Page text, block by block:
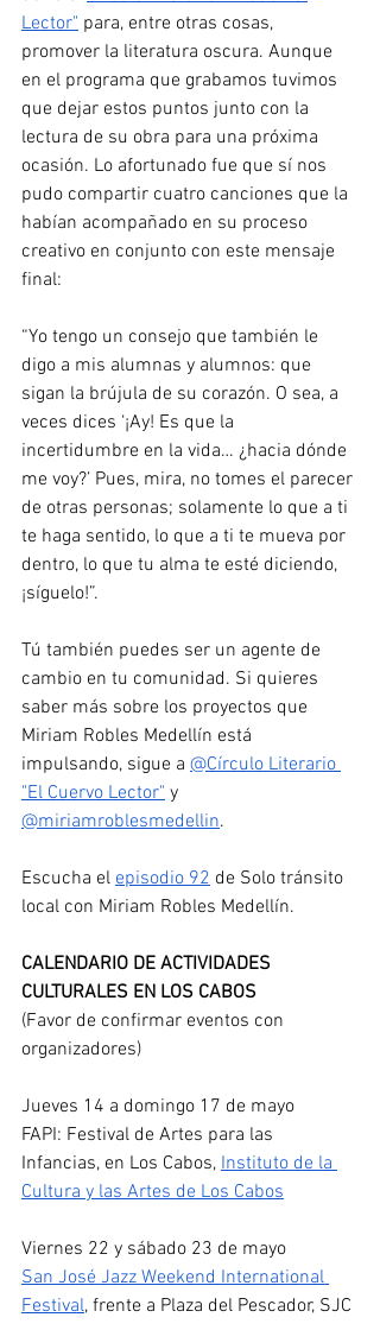
Lector" para, entre otras cosas,
promover la literatura oscura. Aunque
en el programa que grabamos tuvimos
que dejar estos puntos junto con la
lectura de su obra para una próxima
ocasión. Lo afortunado fue que sí nos
pudo compartir cuatro canciones que la
habían acompañado en su proceso
creativo en conjunto con este mensaje
final:
“Yo tengo un consejo que también le
digo a mis alumnas y alumnos: que
sigan la brújula de su corazón. O sea, a
veces dices ‘¡Ay! Es que la
incertidumbre en la vida… ¿hacia dónde
me voy?’ Pues, mira, no tomes el parecer
de otras personas; solamente lo que a ti
te haga sentido, lo que a ti te mueva por
dentro, lo que tu alma te esté diciendo,
¡síguelo!”.
Tú también puedes ser un agente de
cambio en tu comunidad. Si quieres
saber más sobre los proyectos que
Miriam Robles Medellín está
impulsando, sigue a @Círculo Literario
"El Cuervo Lector" y
@miriamroblesmedellin.
Escucha el episodio 92 de Solo tránsito
local con Miriam Robles Medellín.
CALENDARIO DE ACTIVIDADES
CULTURALES EN LOS CABOS
(Favor de confirmar eventos con
organizadores)
Jueves 14 a domingo 17 de mayo
FAPI: Festival de Artes para las
Infancias, en Los Cabos, Instituto de la
Cultura y las Artes de Los Cabos
Viernes 22 y sábado 23 de mayo
San José Jazz Weekend International
Festival, frente a Plaza del Pescador, SJC